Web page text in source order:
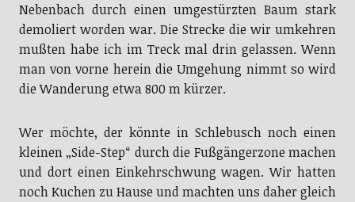
Nebenbach durch einen umgestürzten Baum stark
demoliert worden war. Die Strecke die wir umkehren
mußten habe ich im Treck mal drin gelassen. Wenn
man von vorne herein die Umgehung nimmt so wird
die Wanderung etwa 800 m kürzer.
Wer möchte, der könnte in Schlebusch noch einen
kleinen „Side-Step“ durch die Fußgängerzone machen
und dort einen Einkehrschwung wagen. Wir hatten
noch Kuchen zu Hause und machten uns daher gleich